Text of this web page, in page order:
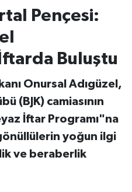
Pençesi:
Buluştu
Onursal Adıgüzel,
(BJK) camiasının
İftar Programı"na
yoğun ilgi
ve beraberlik